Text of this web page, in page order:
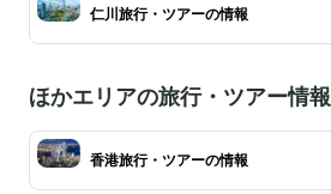
仁川旅行・ツアーの情報
ほかエリアの旅行・ツアー情報
香港旅行・ツアーの情報